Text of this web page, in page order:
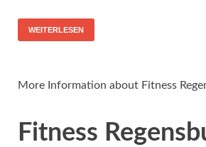
WEITERLESEN
More Information about Fitness
Fitness